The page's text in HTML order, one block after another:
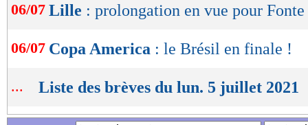
06/07 Lille : prolongation en vue pour Fonte
06/07 Copa America : le Brésil en finale !
... Liste des brèves du lun. 5 juillet 2021